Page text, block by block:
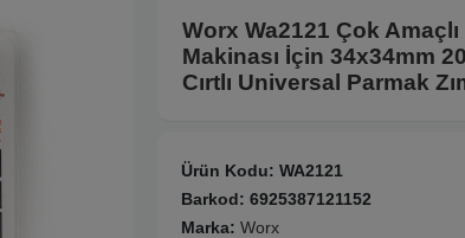
Worx Wa2121 Çok
Makinası İçin 34x34mm
Cırtlı Universal Parmak
Ürün Kodu: WA2121
Barkod: 6925387121152
Marka: Worx